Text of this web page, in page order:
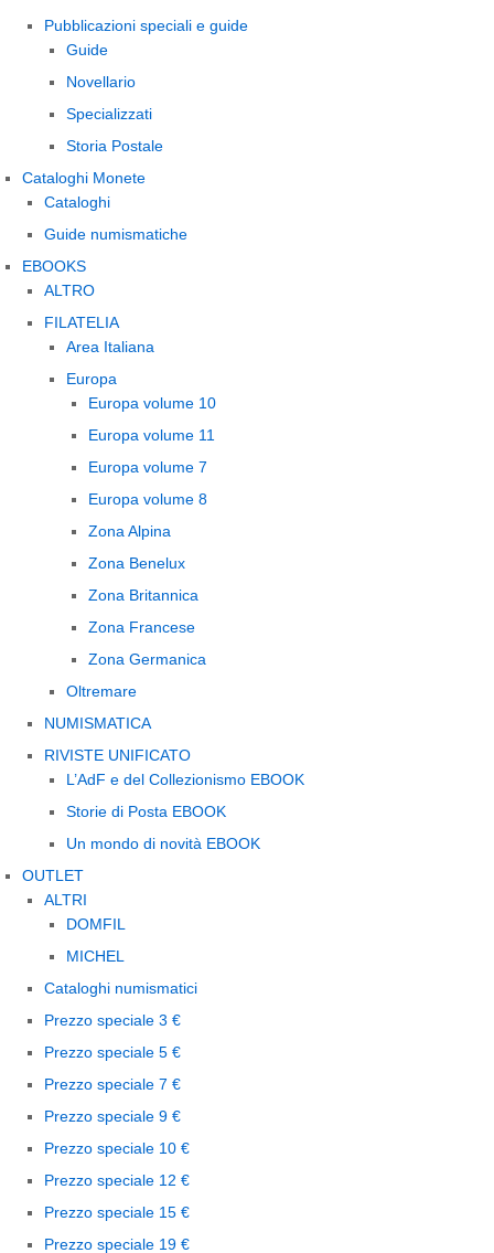
Pubblicazioni speciali e guide
Guide
Novellario
Specializzati
Storia Postale
Cataloghi Monete
Cataloghi
Guide numismatiche
EBOOKS
ALTRO
FILATELIA
Area Italiana
Europa
Europa volume 10
Europa volume 11
Europa volume 7
Europa volume 8
Zona Alpina
Zona Benelux
Zona Britannica
Zona Francese
Zona Germanica
Oltremare
NUMISMATICA
RIVISTE UNIFICATO
L’AdF e del Collezionismo EBOOK
Storie di Posta EBOOK
Un mondo di novità EBOOK
OUTLET
ALTRI
DOMFIL
MICHEL
Cataloghi numismatici
Prezzo speciale 3 €
Prezzo speciale 5 €
Prezzo speciale 7 €
Prezzo speciale 9 €
Prezzo speciale 10 €
Prezzo speciale 12 €
Prezzo speciale 15 €
Prezzo speciale 19 €